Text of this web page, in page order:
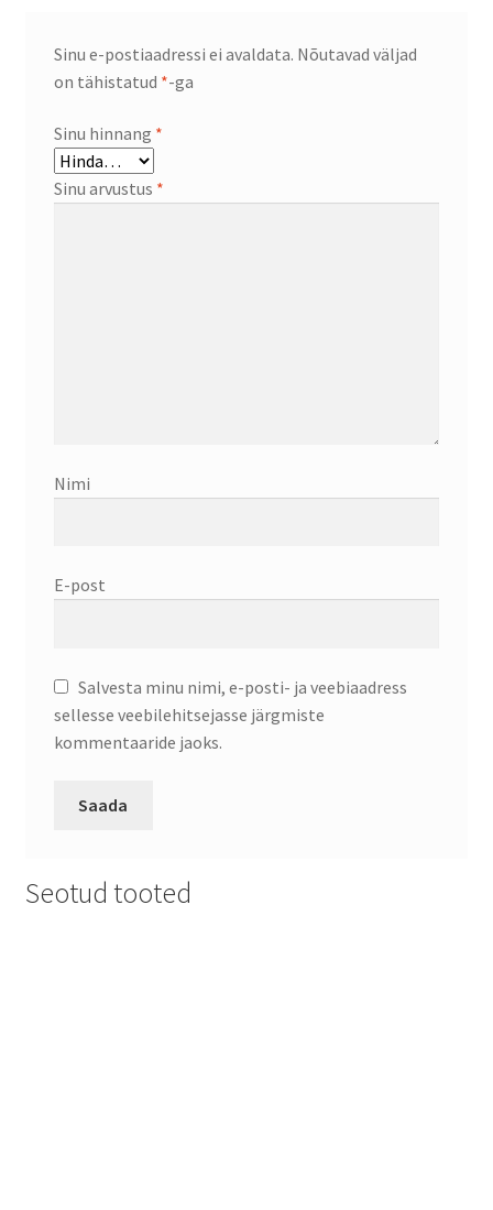
Sinu e-postiaadressi ei avaldata. Nõutavad väljad
on tähistatud *-ga
Sinu hinnang *
Sinu arvustus *
Nimi
E-post
Salvesta minu nimi, e-posti- ja veebiaadress
sellesse veebilehitsejasse järgmiste
kommentaaride jaoks.
Seotud tooted